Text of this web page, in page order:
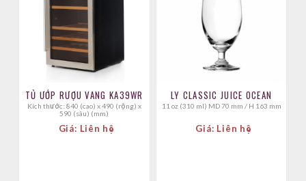
TỦ ƯỚP RƯỢU VANG KA39WR
Kích thước: 840 (cao) x 490 (rộng) x
590 (sâu) (mm)
Giá: Liên hệ
LY CLASSIC JUICE OCEAN
11 oz (310 ml) MD 70 mm / H 163 mm
Giá: Liên hệ